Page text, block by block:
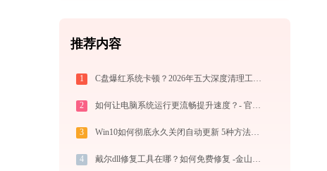
推荐内容
1 C盘爆红系统卡顿？2026年五大深度清理工具实测对比
2 如何让电脑系统运行更流畅提升速度？- 官方2026最新优化教程
3 Win10如何彻底永久关闭自动更新 5种方法教你永久关闭win10自动更新
4 戴尔dll修复工具在哪？如何免费修复 -金山毒霸